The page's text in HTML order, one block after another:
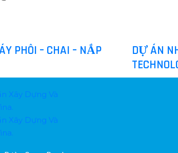
PHÔI – CHAI – NẮP
DỰ ÁN